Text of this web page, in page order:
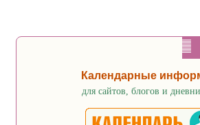
Календарные
для сайтов, блогов и